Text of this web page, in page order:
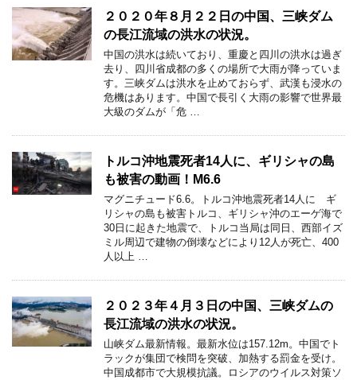
２０２０年８月２２日の中国、三峡ダム
の長江流域の洪水の状況。
中国の洪水は続いており、重慶と四川の洪水は過ぎ
去り、四川省成都の多くの場所で大雨が降っていま
す。三峡ダムは洪水を止めておらず、武漢も浸水の
危機はあります。中国で長引く大雨の影響で世界最
大級のダムが「危 …
トルコ沖地震死者14人に、ギリシャの島
も被害の動画！M6.6
マグニチュード6.6。トルコ沖地震死者14人に ギ
リシャの島も被害トルコ、ギリシャ沖のエーゲ海で
30日に起きた地震で、トルコ当局は同日、西部イズ
ミル周辺で建物の倒壊などにより12人が死亡、400
人以上 …
２０２３年４月３日の中国、三峡ダムの
長江流域の洪水の状況。
山峡ダム最新情報。最新水位は157.12m。中国でト
ラックが集団で検問を突破、加熱する罰金を受け。
中国成都市で大規模抗議。ロシアのウイルス対策ソ